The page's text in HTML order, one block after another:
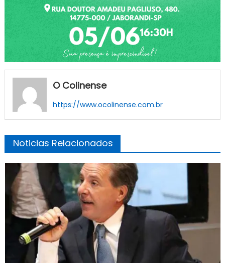
O Colinense
https://www.ocolinense.com.br
Noticias Relacionados